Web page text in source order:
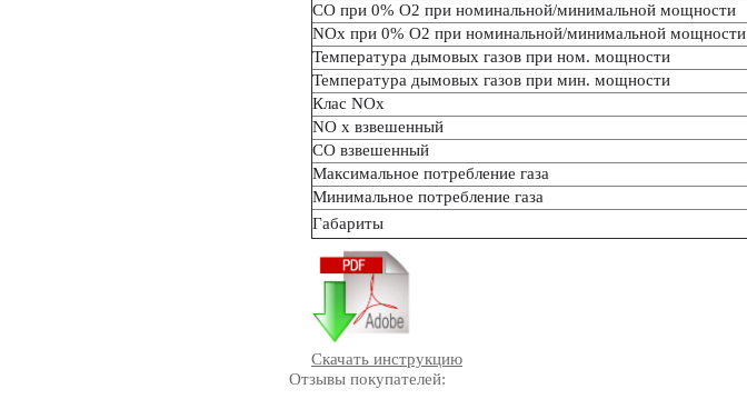
СО при 0% О2 при номинальной/минимальной мощности
NOx при 0% О2 при номинальной/минимальной мощности
Температура дымовых газов при ном. мощности
Температура дымовых газов при мин. мощности
Клас NОx
NО x взвешенный
СО взвешенный
Максимальное потребление газа
Минимальное потребление газа
Габариты
Скачать инструкцию
Отзывы покупателей: